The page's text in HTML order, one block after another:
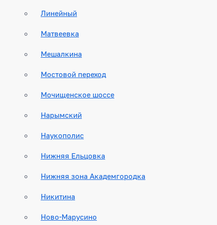
Линейный
Матвеевка
Мешалкина
Мостовой переход
Мочищенское шоссе
Нарымский
Наукополис
Нижняя Ельцовка
Нижняя зона Академгородка
Никитина
Ново-Марусино